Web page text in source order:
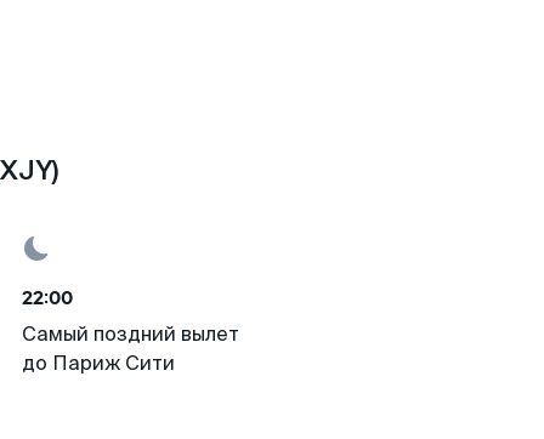
22:00
Самый поздний вылет
до Париж Сити